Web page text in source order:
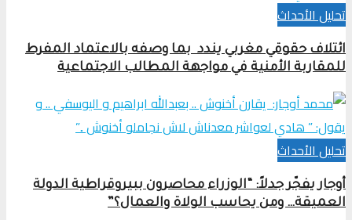
تحلیل الأحداث
ائتلاف حقوقي مغربي يندد بما وصفه بالاعتماد المفرط
للمقاربة الأمنية في مواجهة المطالب الاجتماعية
تحلیل الأحداث
أوجار يفجّر جدلاً: “الوزراء محاصرون ببيروقراطية الدولة
العميقة… ومن يحاسب الولاة والعمال؟”